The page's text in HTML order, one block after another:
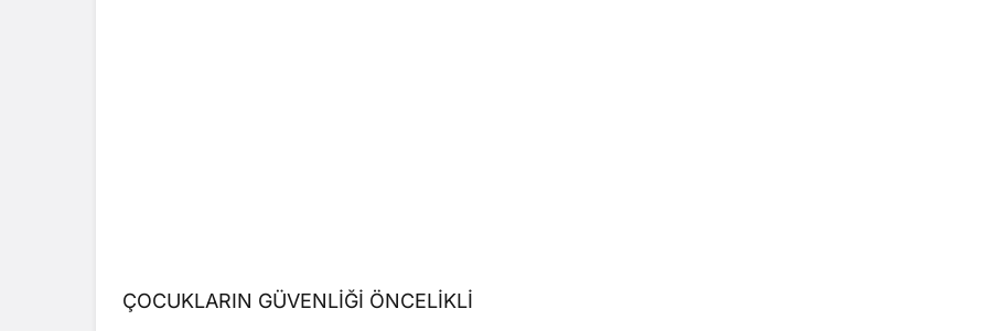
ÇOCUKLARIN GÜVENLİĞİ ÖNCELİKLİ